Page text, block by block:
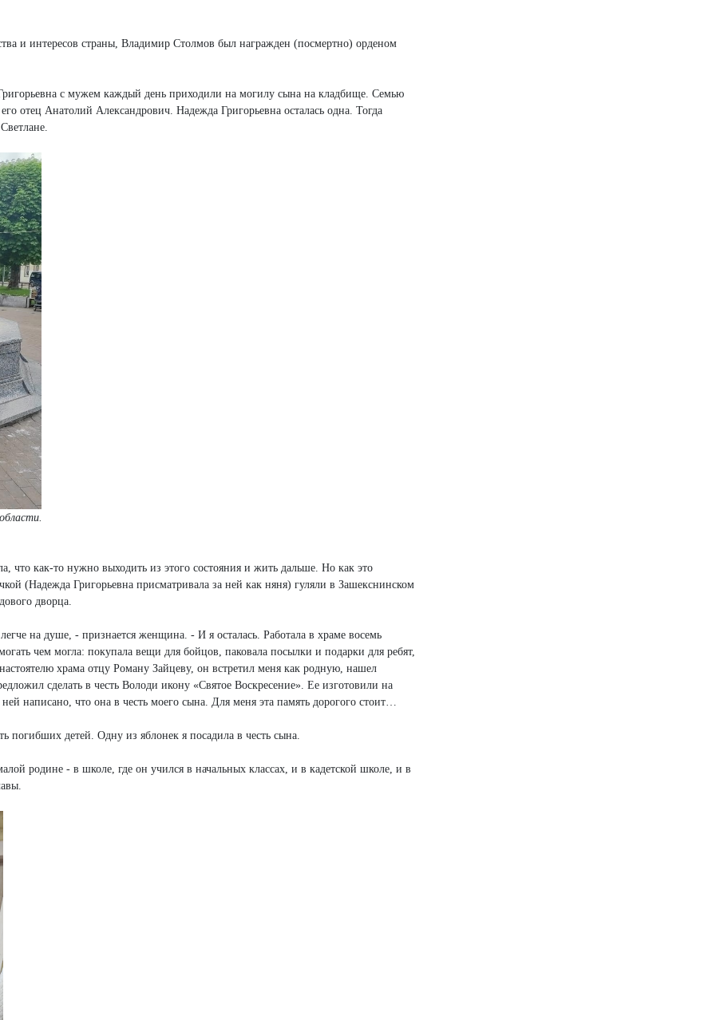
и интересов страны, Владимир Столмов был награжден (посмертно) орденом
с мужем каждый день приходили на могилу сына на кладбище. Семью
отец Анатолий Александрович. Надежда Григорьевна осталась одна. Тогда
что как-то нужно выходить из этого состояния и жить дальше. Но как это
(Надежда Григорьевна присматривала за ней как няня) гуляли в Зашекснинском
дворца.
на душе, - признается женщина. - И я осталась. Работала в храме восемь
чем могла: покупала вещи для бойцов, паковала посылки и подарки для ребят,
храма отцу Роману Зайцеву, он встретил меня как родную, нашел
сделать в честь Володи икону «Святое Воскресение». Ее изготовили на
написано, что она в честь моего сына. Для меня эта память дорогого стоит…
погибших детей. Одну из яблонек я посадила в честь сына.
родине - в школе, где он учился в начальных классах, и в кадетской школе, и в